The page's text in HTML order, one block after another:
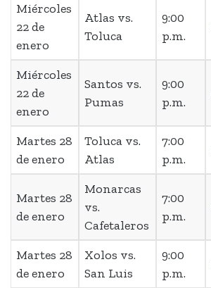
Miércoles
22 de
enero
Atlas vs.
Toluca
9:00
p.m.
Miércoles
22 de
enero
Santos vs.
Pumas
9:00
p.m.
Martes 28
de enero
Toluca vs.
Atlas
7:00
p.m.
Martes 28
de enero
Monarcas
vs.
Cafetaleros
7:00
p.m.
Martes 28
de enero
Xolos vs.
San Luis
9:00
p.m.